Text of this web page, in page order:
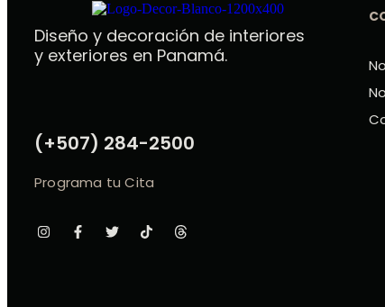
Diseño y decoración de interiores
y exteriores en Panamá.
(+507) 284-2500
Programa tu Cita